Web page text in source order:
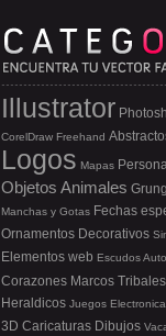
Illustrator
CorelDraw Freehand
Logos Mapas
Objetos Animales
Manchas y Gotas Fechas
Ornamentos Decorativos
Elementos web Escudos
Corazones Marcos Tribales
Heraldicos Juegos Electronica
3D Caricaturas Dibujos